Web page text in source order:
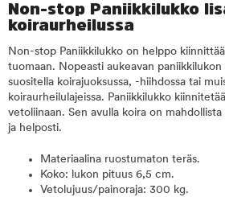
Non-stop Paniikkilukko
koiraurheilussa
Non-stop Paniikkilukko on helppo
tuomaan. Nopeasti aukeavan
suositella koirajuoksussa, -hiihdossa tai
koiraurheilulajeissa. Paniikkilukko
vetoliinaan. Sen avulla koira on
ja helposti.
Materiaalina ruostumaton teräs.
Koko: lukon pituus 6,5 cm.
Vetolujuus/painoraja: 300 kg.